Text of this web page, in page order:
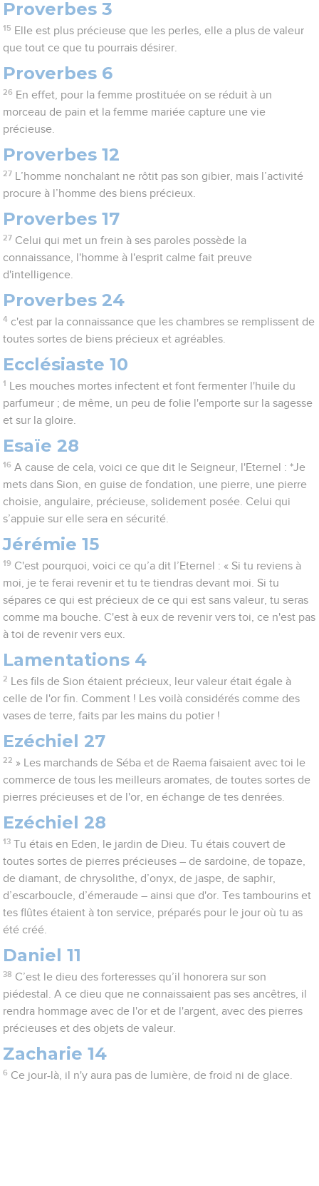
Proverbes 3
15 Elle est plus précieuse que les perles, elle a plus de valeur
que tout ce que tu pourrais désirer.
Proverbes 6
26 En effet, pour la femme prostituée on se réduit à un
morceau de pain et la femme mariée capture une vie
précieuse.
Proverbes 12
27
L’homme nonchalant ne rôtit pas son gibier, mais l’activité
procure à l’homme des biens précieux.
Proverbes 17
27 Celui qui met un frein à ses paroles possède la
connaissance, l'homme à l'esprit calme fait preuve
d'intelligence.
Proverbes 24
4 c'est par la connaissance que les chambres se remplissent de
toutes sortes de biens précieux et agréables.
Ecclésiaste 10
1
Les mouches mortes infectent et font fermenter l'huile du
parfumeur ; de même, un peu de folie l'emporte sur la sagesse
et sur la gloire.
Esaïe 28
16 A cause de cela, voici ce que dit le Seigneur, l'Eternel : *Je
mets dans Sion, en guise de fondation, une pierre, une pierre
choisie, angulaire, précieuse, solidement posée. Celui qui
s’appuie sur elle sera en sécurité.
Jérémie 15
19 C'est pourquoi, voici ce qu’a dit l’Eternel : « Si tu reviens à
moi, je te ferai revenir et tu te tiendras devant moi. Si tu
sépares ce qui est précieux de ce qui est sans valeur, tu seras
comme ma bouche. C'est à eux de revenir vers toi, ce n'est pas
à toi de revenir vers eux.
Lamentations 4
2
Les fils de Sion étaient précieux, leur valeur était égale à
celle de l'or fin. Comment ! Les voilà considérés comme des
vases de terre, faits par les mains du potier !
Ezéchiel 27
22 » Les marchands de Séba et de Raema faisaient avec toi le
commerce de tous les meilleurs aromates, de toutes sortes de
pierres précieuses et de l'or, en échange de tes denrées.
Ezéchiel 28
13 Tu étais en Eden, le jardin de Dieu. Tu étais couvert de
toutes sortes de pierres précieuses – de sardoine, de topaze,
de diamant, de chrysolithe, d’onyx, de jaspe, de saphir,
d’escarboucle, d’émeraude – ainsi que d'or. Tes tambourins et
tes flûtes étaient à ton service, préparés pour le jour où tu as
été créé.
Daniel 11
38 C’est le dieu des forteresses qu’il honorera sur son
piédestal. A ce dieu que ne connaissaient pas ses ancêtres, il
rendra hommage avec de l'or et de l'argent, avec des pierres
précieuses et des objets de valeur.
Zacharie 14
6 Ce jour-là, il n'y aura pas de lumière, de froid ni de glace.